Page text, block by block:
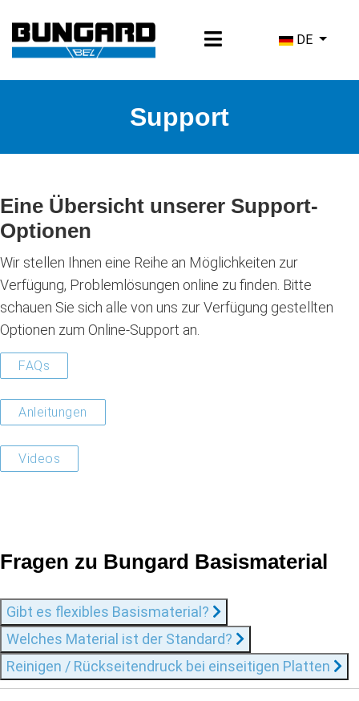
Sprache
DE
Support
Eine Übersicht unserer Support-
Optionen
Wir stellen Ihnen eine Reihe an Möglichkeiten zur
Verfügung, Problemlösungen online zu finden. Bitte
schauen Sie sich alle von uns zur Verfügung gestellten
Optionen zum Online-Support an.
FAQs
Anleitungen
Videos
Fragen zu Bungard Basismaterial
Gibt es flexibles Basismaterial?
Welches Material ist der Standard?
Reinigen / Rückseitendruck bei einseitigen Platten